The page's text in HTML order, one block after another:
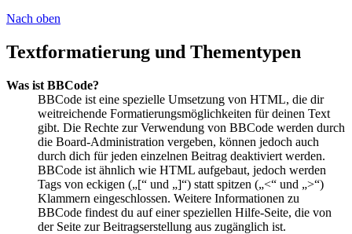
Nach oben
Textformatierung und Thementypen
Was ist BBCode?
BBCode ist eine spezielle Umsetzung von HTML, die dir
weitreichende Formatierungsmöglichkeiten für deinen Text
gibt. Die Rechte zur Verwendung von BBCode werden durch
die Board-Administration vergeben, können jedoch auch
durch dich für jeden einzelnen Beitrag deaktiviert werden.
BBCode ist ähnlich wie HTML aufgebaut, jedoch werden
Tags von eckigen („[“ und „]“) statt spitzen („<“ und „>“)
Klammern eingeschlossen. Weitere Informationen zu
BBCode findest du auf einer speziellen Hilfe-Seite, die von
der Seite zur Beitragserstellung aus zugänglich ist.